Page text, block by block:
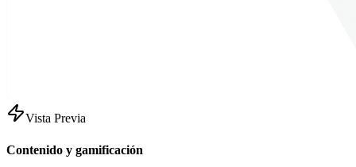
Vista Previa
Contenido y gamificación